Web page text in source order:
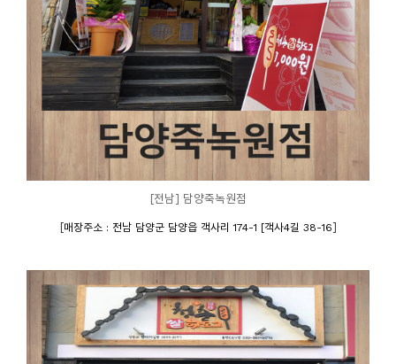
[전남] 담양죽녹원점
[매장주소 : 전남 담양군 담양읍 객사리 174-1 [객사4길 38-16]